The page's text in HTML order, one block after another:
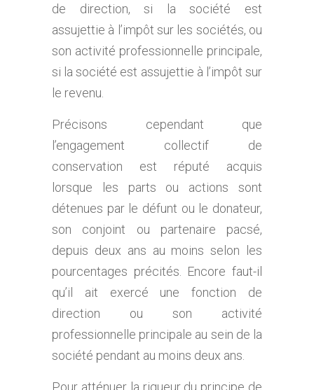
de direction, si la société est
assujettie à l’impôt sur les sociétés, ou
son activité professionnelle principale,
si la société est assujettie à l’impôt sur
le revenu.
Précisons cependant que
l’engagement collectif de
conservation est réputé acquis
lorsque les parts ou actions sont
détenues par le défunt ou le donateur,
son conjoint ou partenaire pacsé,
depuis deux ans au moins selon les
pourcentages précités. Encore faut-il
qu’il ait exercé une fonction de
direction ou son activité
professionnelle principale au sein de la
société pendant au moins deux ans.
Pour atténuer la rigueur du principe de